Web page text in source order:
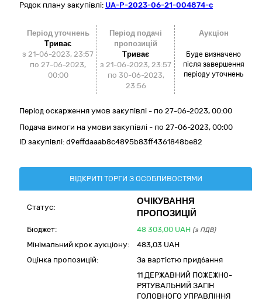
Рядок плану закупівлі: UA-P-2023-06-21-004874-c
Період уточнень
Триває
з 21-06-2023, 23:57
по 27-06-2023,
00:00
Період подачі
пропозицій
Триває
з 21-06-2023, 23:57
по 30-06-2023,
23:56
Аукціон
Буде визначено
після завершення
періоду уточнень
Період оскарження умов закупівлі - по 27-06-2023, 00:00
Подача вимоги на умови закупівлі - по 27-06-2023, 00:00
ID закупівлі: d9effdaaab8c4895b83ff4361848be82
ВІДКРИТІ ТОРГИ З ОСОБЛИВОСТЯМИ
Статус:
ОЧІКУВАННЯ
ПРОПОЗИЦІЙ
Бюджет: 48 303,00 UAH (з ПДВ)
Мінімальний крок аукціону:
483,03 UAH
Оцінка пропозицій:
За вартістю придбання
11 ДЕРЖАВНИЙ ПОЖЕЖНО-
РЯТУВАЛЬНИЙ ЗАГІН
ГОЛОВНОГО УПРАВЛІННЯ